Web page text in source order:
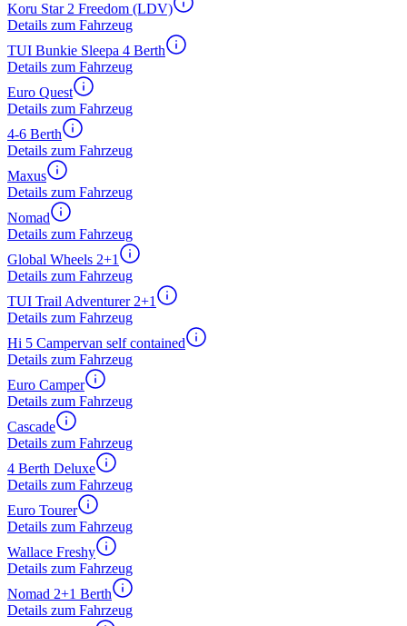
Koru Star 2 Freedom (LDV)
Details zum Fahrzeug
TUI Bunkie Sleepa 4 Berth
Details zum Fahrzeug
Euro Quest
Details zum Fahrzeug
4-6 Berth
Details zum Fahrzeug
Maxus
Details zum Fahrzeug
Nomad
Details zum Fahrzeug
Global Wheels 2+1
Details zum Fahrzeug
TUI Trail Adventurer 2+1
Details zum Fahrzeug
Hi 5 Campervan self contained
Details zum Fahrzeug
Euro Camper
Details zum Fahrzeug
Cascade
Details zum Fahrzeug
4 Berth Deluxe
Details zum Fahrzeug
Euro Tourer
Details zum Fahrzeug
Wallace Freshy
Details zum Fahrzeug
Nomad 2+1 Berth
Details zum Fahrzeug